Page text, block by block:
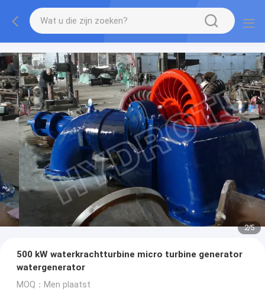
2/5
500 kW waterkrachtturbine micro turbine generator
watergenerator
MOQ：Men plaatst